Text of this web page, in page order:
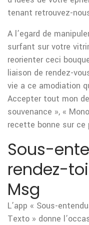
tenant retrouvez-
A l’egard de
surfant sur votre
reorienter ceci
liaison de rendez-
vie a ce amodiation
Accepter tout mon
souvenance », «
recette bonne sur ce
Sous-
rendez-
Msg
L’app « Sous-
Texto » donne